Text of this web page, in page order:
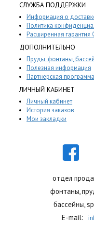
СЛУЖБА ПОДДЕРЖКИ
Информация о
Политика
Расширенная гарантия
ДОПОЛНИТЕЛЬНО
Пруды, фонтаны,
Полезная информация
Партнерская программа
ЛИЧНЫЙ КАБИНЕТ
Личный кабинет
История заказов
Мои закладки
отдел
фонтаны,
бассейны,
E-mail: